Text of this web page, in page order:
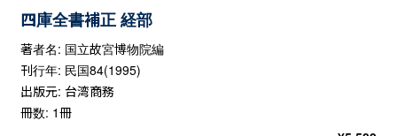
四庫全書補正 経部
著者名: 国立故宮博物院編
刊行年: 民国84(1995)
出版元: 台湾商務
冊数: 1冊